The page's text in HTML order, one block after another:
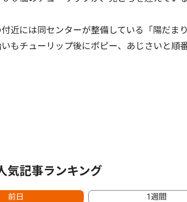
近には同センターが整備している「陽だま
もチューリップ後にポピー、あじさいと順
気記事ランキング
前日 1週間